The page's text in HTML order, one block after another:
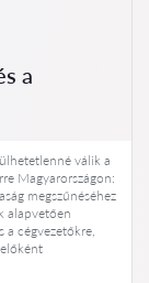
a
válik a
Magyarországon:
megszűnéséhez
alapvetően
a cégvezetőkre,